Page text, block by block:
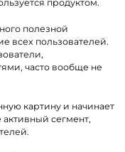
продуктом.
полезной
всех пользователей.
часто вообще не
картину и начинает
сегмент,